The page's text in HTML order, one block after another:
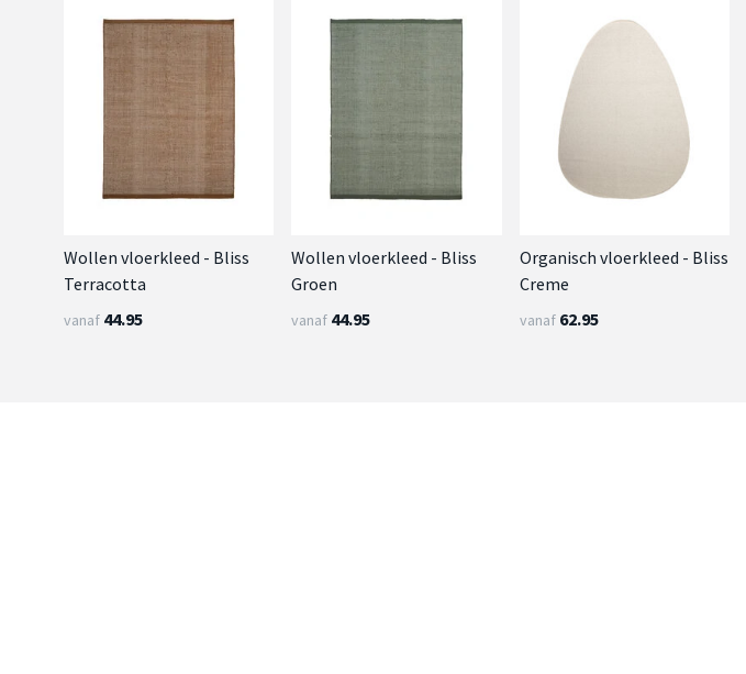
Wollen vloerkleed - Bliss
Terracotta
vanaf 44.95
Wollen vloerkleed - Bliss
Groen
vanaf 44.95
Organisch vloerkleed - Bliss
Creme
vanaf 62.95